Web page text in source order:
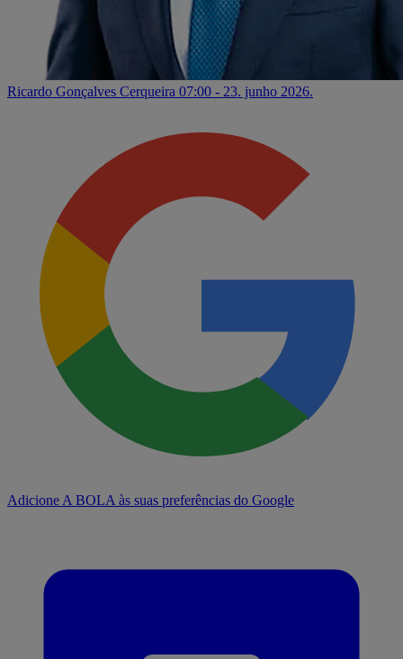
Ricardo Gonçalves Cerqueira 07:00 - 23. junho 2026.
Adicione A BOLA às suas preferências do Google